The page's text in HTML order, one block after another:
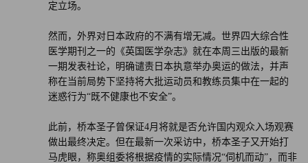
定立场。
然而，外界对日本政府的不满有增无减。世界四大综合性
医学期刊之一的《英国医学杂志》就在本周三出版的最新
一期发表社论，明确谴责日本执意举办奥运的做法，并声
称在当前局势下坚持将大批运动员和教练员集中在一起的
迷惑行为“既不健康也不安全”。
此前，桥本圣子曾保证4月将就是否允许国内观众入场观赛
做出最终决定。但在最新一次采访中，桥本圣子又开始打
马虎眼，称奥组委将根据疫情的实际情况“伺机而动”，而非